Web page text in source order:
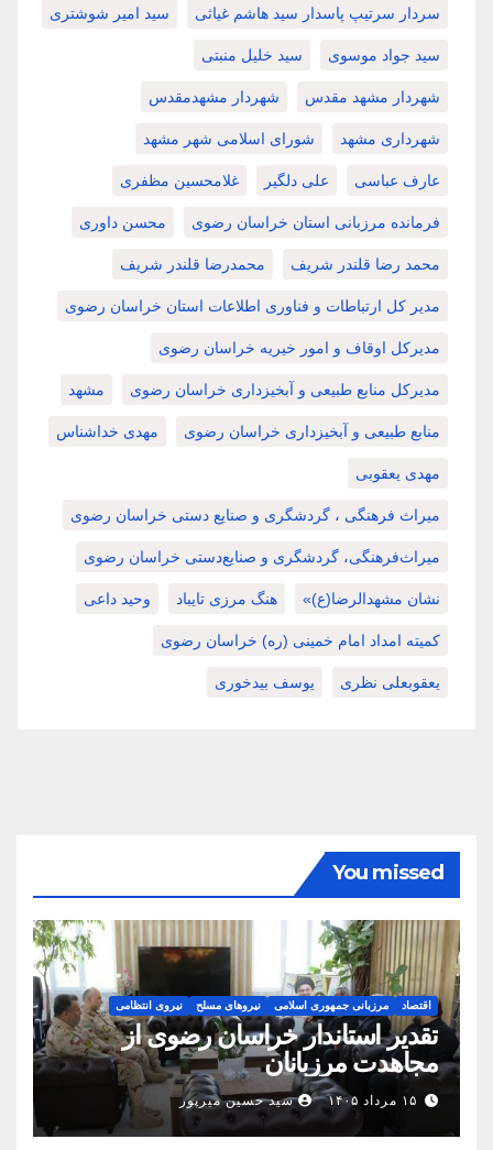
سردار سرتیپ پاسدار سید هاشم غیاثی سید امیر شوشتری
سید جواد موسوی سید خلیل منبتی
شهردار مشهد مقدس شهردار مشهدمقدس
شهرداری مشهد شورای اسلامی شهر مشهد
عارف عباسی علی دلگیر غلامحسین مظفری
فرمانده مرزبانی استان خراسان رضوی محسن داوری
محمد رضا قلندر شریف محمدرضا قلندر شریف
مدیر کل ارتباطات و فناوری اطلاعات استان خراسان رضوی
مدیرکل اوقاف و امور خیریه خراسان رضوی
مدیرکل منابع طبیعی و آبخیزداری خراسان رضوی مشهد
منابع طبیعی و آبخیزداری خراسان رضوی مهدی خداشناس
مهدی یعقوبی
میراث فرهنگی ، گردشگری و صنایع دستی خراسان رضوی
میراث‌فرهنگی، گردشگری و صنایع‌دستی خراسان رضوی
نشان مشهدالرضا(ع)» هنگ مرزی تایباد وحید داعی
کمیته امداد امام خمینی (ره) خراسان رضوی
یعقوبعلی نظری یوسف بیدخوری
You missed
اقتصاد مرزبانی جمهوری اسلامی نیروهای مسلح نیروی انتظامی
تقدیر استاندار خراسان رضوی از
مجاهدت مرزبانان
۱۵ مرداد ۱۴۰۵ سید حسین میرپور